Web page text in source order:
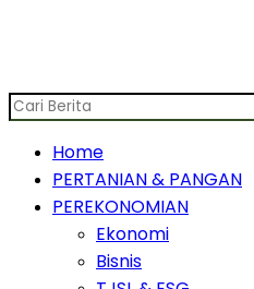
Home
PERTANIAN & PANGAN
PEREKONOMIAN
Ekonomi
Bisnis